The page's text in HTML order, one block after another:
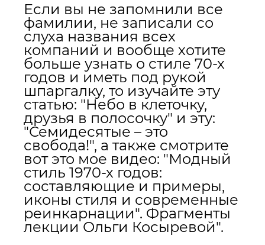
Если вы не запомнили все
фамилии, не записали со
слуха названия всех
компаний и вообще хотите
больше узнать о стиле 70-х
годов и иметь под рукой
шпаргалку, то изучайте эту
статью: "Небо в клеточку,
друзья в полосочку" и эту:
"Семидесятые – это
свобода!", а также смотрите
вот это мое видео: "Модный
стиль 1970-х годов:
составляющие и примеры,
иконы стиля и современные
реинкарнации". Фрагменты
лекции Ольги Косыревой".